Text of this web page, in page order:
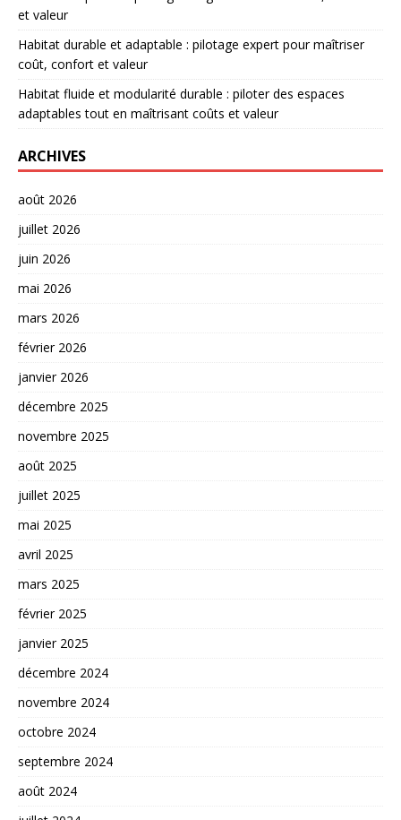
et valeur
Habitat durable et adaptable : pilotage expert pour maîtriser
coût, confort et valeur
Habitat fluide et modularité durable : piloter des espaces
adaptables tout en maîtrisant coûts et valeur
ARCHIVES
août 2026
juillet 2026
juin 2026
mai 2026
mars 2026
février 2026
janvier 2026
décembre 2025
novembre 2025
août 2025
juillet 2025
mai 2025
avril 2025
mars 2025
février 2025
janvier 2025
décembre 2024
novembre 2024
octobre 2024
septembre 2024
août 2024